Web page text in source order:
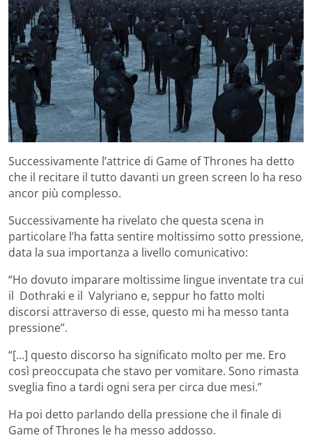
Successivamente l’attrice di Game of Thrones ha detto
che il recitare il tutto davanti un green screen lo ha reso
ancor più complesso.
Successivamente ha rivelato che questa scena in
particolare l’ha fatta sentire moltissimo sotto pressione,
data la sua importanza a livello comunicativo:
“Ho dovuto imparare moltissime lingue inventate tra cui
il Dothraki e il Valyriano e, seppur ho fatto molti
discorsi attraverso di esse, questo mi ha messo tanta
pressione”.
“[…] questo discorso ha significato molto per me. Ero
così preoccupata che stavo per vomitare. Sono rimasta
sveglia fino a tardi ogni sera per circa due mesi.”
Ha poi detto parlando della pressione che il finale di
Game of Thrones le ha messo addosso.